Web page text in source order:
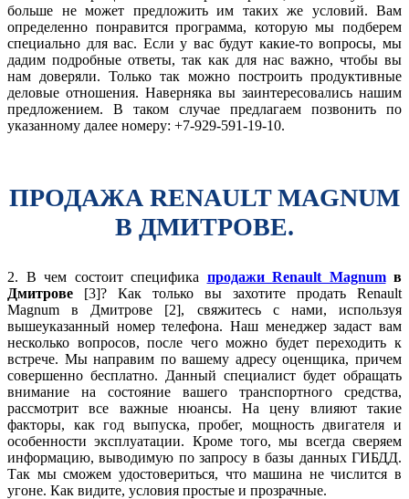
больше не может предложить им таких же условий. Вам
определенно понравится программа, которую мы подберем
специально для вас. Если у вас будут какие-то вопросы, мы
дадим подробные ответы, так как для нас важно, чтобы вы
нам доверяли. Только так можно построить продуктивные
деловые отношения. Наверняка вы заинтересовались нашим
предложением. В таком случае предлагаем позвонить по
указанному далее номеру: +7-929-591-19-10.
ПРОДАЖА RENAULT MAGNUM
В ДМИТРОВЕ.
2. В чем состоит специфика продажи Renault Magnumв
Дмитрове [3]? Как только вы захотите продать Renault
Magnum в Дмитрове [2], свяжитесь с нами, используя
вышеуказанный номер телефона. Наш менеджер задаст вам
несколько вопросов, после чего можно будет переходить к
встрече. Мы направим по вашему адресу оценщика, причем
совершенно бесплатно. Данный специалист будет обращать
внимание на состояние вашего транспортного средства,
рассмотрит все важные нюансы. На цену влияют такие
факторы, как год выпуска, пробег, мощность двигателя и
особенности эксплуатации. Кроме того, мы всегда сверяем
информацию, выводимую по запросу в базы данных ГИБДД.
Так мы сможем удостовериться, что машина не числится в
угоне. Как видите, условия простые и прозрачные.